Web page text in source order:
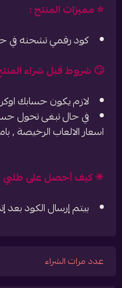
⭐️ مميزات المنتج :
كود رقمي تشحنه في
🙄 شروط قبل شراء
لازم يكون حسابك
في حال تبغى تحول
اسعار الالعاب الرخيصة ,
✴️ كيف أحصل على طلبي
بيتم إرسال الكود بعد
عدد مرات الشراء